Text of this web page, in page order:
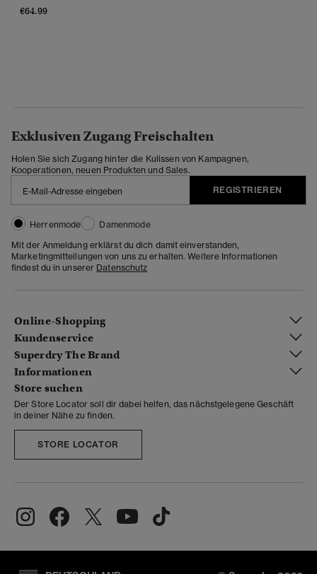
€64.99
Exklusiven Zugang Freischalten
Holen Sie sich Zugang hinter die Kulissen von Kampagnen,
Kooperationen, neuen Produkten und Sales.
REGISTRIEREN
Herrenmode
Damenmode
Mit der Anmeldung erklärst du dich damit einverstanden,
Marketingmitteilungen von uns zu erhalten. Weitere Informationen
findest du in unserer Datenschutz
Online-Shopping
Kundenservice
Superdry The Brand
Informationen
Store suchen
Der Store Locator soll dir dabei helfen, das nächstgelegene Geschäft
in deiner Nähe zu finden.
STORE LOCATOR